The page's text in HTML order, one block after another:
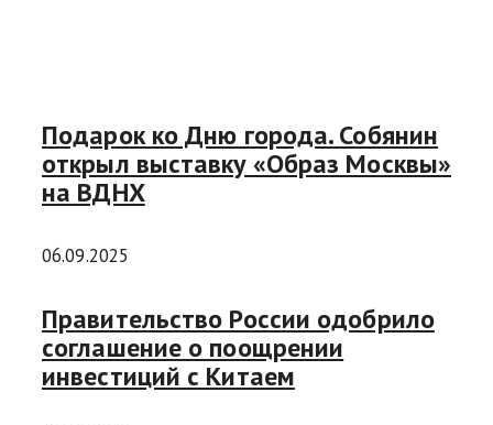
Подарок ко Дню города. Собянин
открыл выставку «Образ Москвы»
на ВДНХ
06.09.2025
Правительство России одобрило
соглашение о поощрении
инвестиций с Китаем